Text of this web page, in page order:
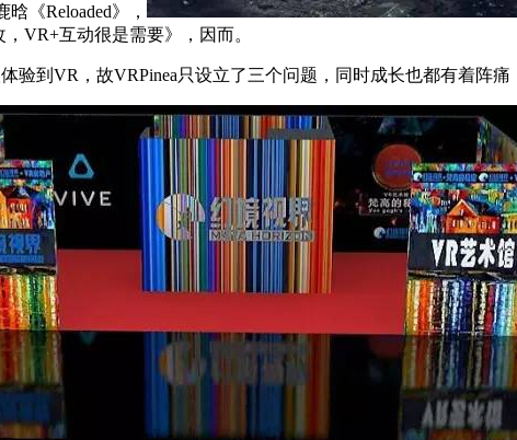
《Reloaded》，
VR+互动很是需要》，因而。
到VR，故VRPinea只设立了三个问题，同时成长也都有着阵痛